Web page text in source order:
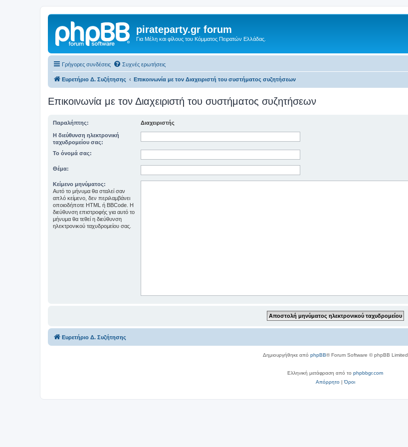
pirateparty.gr forum
Για Μέλη και φίλους του Κόμματος Πειρατών Ελλάδας.
Γρήγορες συνδέσεις Συχνές ερωτήσεις
Ευρετήριο Δ. Συζήτησης Επικοινωνία με τον Διαχειριστή του συστήματος συζητήσεων
Επικοινωνία με τον Διαχειριστή του συστήματος συζητήσεων
Παραλήπτης: Διαχειριστής
Η διεύθυνση ηλεκτρονική
ταχυδρομείου σας:
Το όνομά σας:
Θέμα:
Κείμενο μηνύματος:
Αυτό το μήνυμα θα σταλεί σαν
απλό κείμενο, δεν περιλαμβάνει
οποιοδήποτε HTML ή BBCode. Η
διεύθυνση επιστροφής για αυτό το
μήνυμα θα τεθεί η διεύθυνση
ηλεκτρονικού ταχυδρομείου σας.
Ευρετήριο Δ. Συζήτησης
Δημιουργήθηκε από phpBB® Forum Software © phpBB Limited
Ελληνική μετάφραση από το phpbbgr.com
Απόρρητο|Όροι